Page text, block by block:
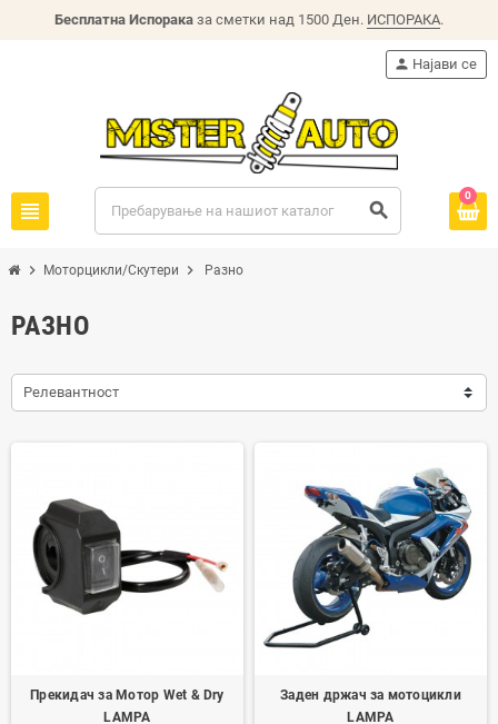
Бесплатна Испорака за сметки над 1500 Ден. ИСПОРАКА.
view_headline search
person Најави се
0
chevron_right Моторцикли/Скутери chevron_right Разно
РАЗНО
Релевантност
Прекидач за Мотор Wet & Dry
LAMPA
Заден држач за мотоцикли
LAMPA